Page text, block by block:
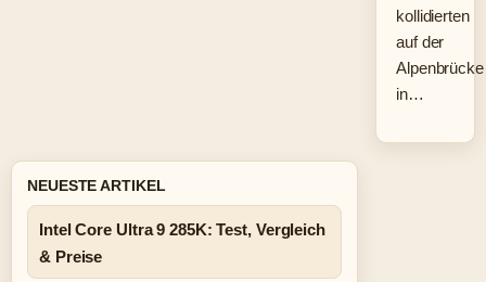
kollidierten
auf der
Alpenbrücke
in…
NEUESTE ARTIKEL
Intel Core Ultra 9 285K: Test, Vergleich
& Preise